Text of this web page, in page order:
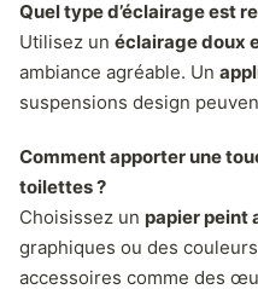
Quel type d’éclairage est
Utilisez un éclairage doux
ambiance agréable. Un
suspensions design
Comment apporter une
toilettes ?
Choisissez un papier peint
graphiques ou des
accessoires comme des